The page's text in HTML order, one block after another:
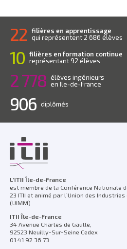
22 filières en apprentissage
qui représentent 2 686 élèves
10 filières en formation continue
représentant 92 élèves
2 778 élèves ingénieurs
en Ile-de-France
906 diplômés
L’ITII Île-de-France
est membre de la Conférence Nationale
23 ITII et animé par l’Union des
(UIMM)
ITII Île-de-France
34 Avenue Charles de Gaulle,
92523 Neuilly-Sur-Seine Cedex
01 41 92 36 73